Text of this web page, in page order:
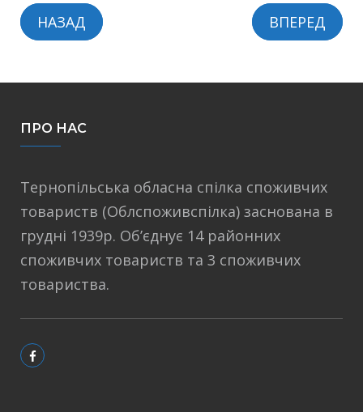
НАЗАД ВПЕРЕД
ПРО НАС
Тернопільська обласна спілка споживчих
товариств (Облспоживспілка) заснована в
грудні 1939р. Об’єднує 14 районних
споживчих товариств та 3 споживчих
товариства.